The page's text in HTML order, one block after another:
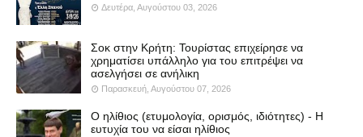
Δευτέρα, Αυγούστου 03, 2026
Σοκ στην Κρήτη: Τουρίστας επιχείρησε να
χρηματίσει υπάλληλο για του επιτρέψει να
ασελγήσει σε ανήλικη
Παρασκευή, Αυγούστου 07, 2026
Ο ηλίθιος (ετυμολογία, ορισμός, ιδιότητες) - Η
ευτυχία του να είσαι ηλίθιος